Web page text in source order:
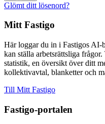
Glömt ditt lösenord?
Mitt Fastigo
Här loggar du in i Fastigos AI-
kan ställa arbetsrättsliga
statistik, en översikt över ditt
kollektivavtal, blanketter och
Till Mitt Fastigo
Fastigo-portalen